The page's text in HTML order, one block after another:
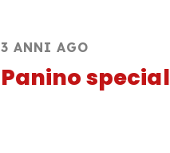
3 ANNI AGO
Panino